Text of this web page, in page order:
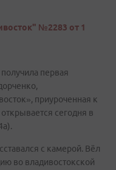
№2283 от 1
первая
приуроченная к
сегодня в
с камерой. Вёл
во владивостокской